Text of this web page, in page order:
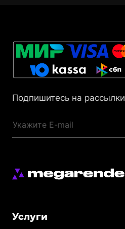
Подпишитесь на рассылки
Меню
Услуги